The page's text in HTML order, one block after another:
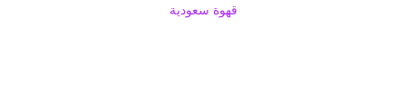
قهوة سعودية